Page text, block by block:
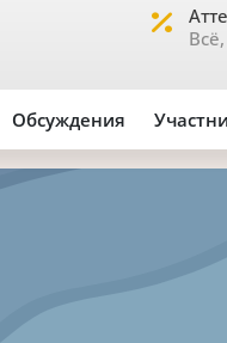
Обсуждения